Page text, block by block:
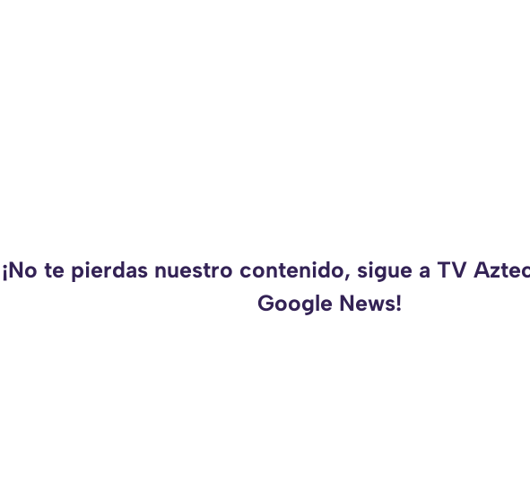
¡No te pierdas nuestro contenido, sigue a TV
Google News!